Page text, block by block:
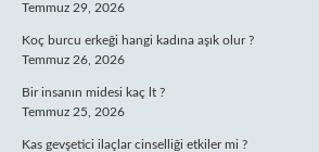
Temmuz 29, 2026
Koç burcu erkeği hangi kadına aşık olur ?
Temmuz 26, 2026
Bir insanın midesi kaç lt ?
Temmuz 25, 2026
Kas gevşetici ilaçlar cinselliği etkiler mi ?